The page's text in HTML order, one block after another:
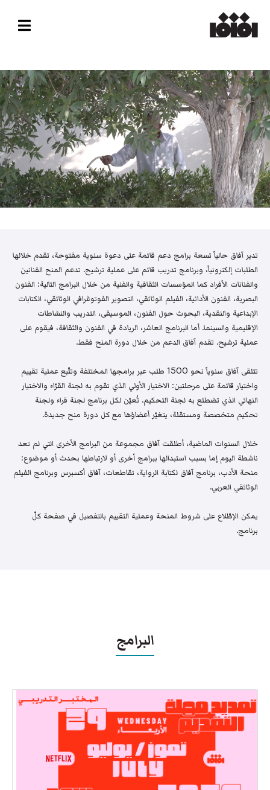
تدير آفاق حالياً تسعة برامج دعم قائمة على دعوة سنوية مفتوحة، تقدم خلالها
الطلبات إلكترونياً، وبرنامج تدريب قائم على عملية ترشيح. تدعم المنح الفنانين
والفنانات الأفراد كما المؤسسات الثقافية والفنية من خلال البرامج التالية: الفنون
البصرية، الفنون الأدائية، الفيلم الوثائقي، التصوير الفوتوغرافي الوثائقي، الكتابات
الإبداعية والنقدية، البحوث حول الفنون، الموسيقى، التدريب والنشاطات
الإقليمية والسينما. أما البرنامج العاشر، الريادة في الفنون والثقافة، فيقوم على
عملية ترشيح. تقدم آفاق الدعم من خلال دورة المنح فقط.
تتلقى آفاق سنوياً نحو 1500 طلب عبر برامجها المختلفة وتتّبع عملية تقييم
واختيار قائمة على مرحلتين: الاختيار الأولي الذي تقوم به لجنة القرّاء والاختيار
النهائي الذي تضطلع به لجنة التحكيم. تُعيّن لكل برنامج لجنة قراء ولجنة
تحكيم متخصصة ومستقلة، يتغيّر أعضاؤها مع كل دورة منح جديدة.
خلال السنوات الماضية، أطلقت آفاق مجموعة من البرامج الأخرى التي لم تعد
ناشطة اليوم إما بسبب استبدالها ببرامج أخرى أو لارتباطها بحدث أو موضوع:
منحة الأدب، برنامج آفاق لكتابة الرواية، تقاطعات، آفاق أكسبرس وبرنامج الفيلم
الوثائقي العربي.
يمكن الإطّلاع على شروط المنحة وعملية التقييم بالتفصيل في صفحة كلّ
برنامج.
البرامج